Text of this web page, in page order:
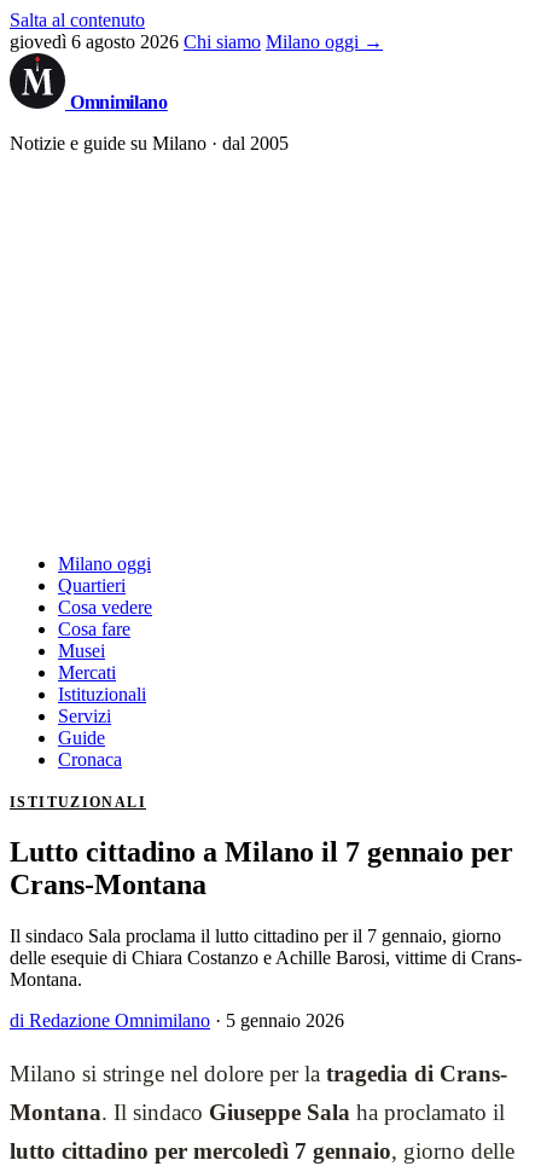
Salta al contenuto
giovedì 6 agosto 2026 Chi siamo Milano oggi →
Omnimilano
Notizie e guide su Milano · dal 2005
Milano oggi
Quartieri
Cosa vedere
Cosa fare
Musei
Mercati
Istituzionali
Servizi
Guide
Cronaca
ISTITUZIONALI
Lutto cittadino a Milano il 7 gennaio per
Crans-Montana
Il sindaco Sala proclama il lutto cittadino per il 7 gennaio, giorno
delle esequie di Chiara Costanzo e Achille Barosi, vittime di Crans-
Montana.
di Redazione Omnimilano · 5 gennaio 2026
Milano si stringe nel dolore per la tragedia di Crans-
Montana. Il sindaco Giuseppe Sala ha proclamato il
lutto cittadino per mercoledì 7 gennaio, giorno delle